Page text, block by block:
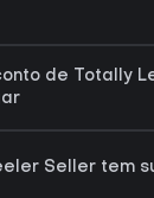
de Totally
Seller tem